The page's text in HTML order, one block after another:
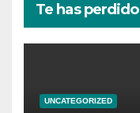
Te has perdido
UNCATEGORIZED